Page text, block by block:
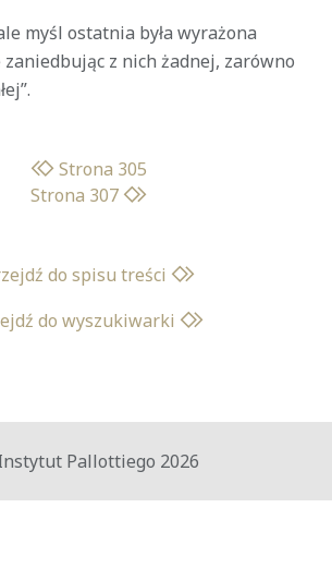
myśl ostatnia była wyrażona
z nich żadnej, zarówno
Strona 305
Strona 307
do spisu treści
do wyszukiwarki
Pallottiego 2026